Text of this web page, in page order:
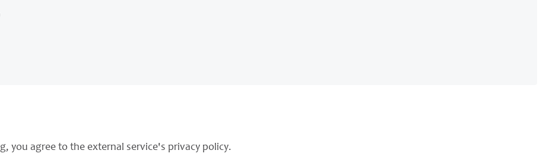
you agree to the external service's privacy policy.